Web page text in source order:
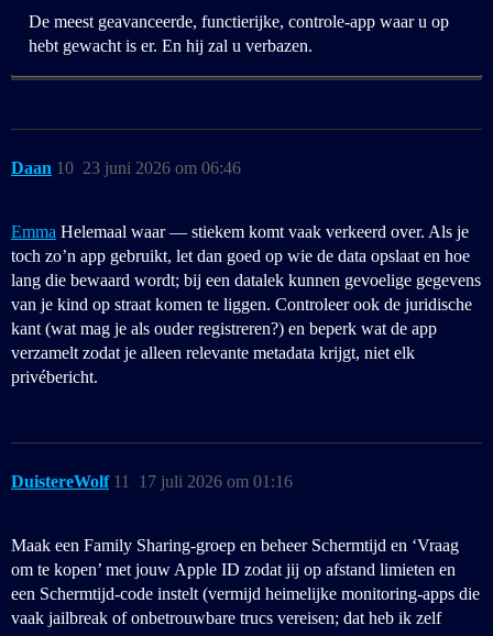
De meest geavanceerde, functierijke, controle-app waar u op
hebt gewacht is er. En hij zal u verbazen.
Daan 23 juni 2026 om 06:46
10
Emma Helemaal waar — stiekem komt vaak verkeerd over. Als je
toch zo’n app gebruikt, let dan goed op wie de data opslaat en hoe
lang die bewaard wordt; bij een datalek kunnen gevoelige gegevens
van je kind op straat komen te liggen. Controleer ook de juridische
kant (wat mag je als ouder registreren?) en beperk wat de app
verzamelt zodat je alleen relevante metadata krijgt, niet elk
privébericht.
DuistereWolf 17 juli 2026 om 01:16
11
Maak een Family Sharing‑groep en beheer Schermtijd en ‘Vraag
om te kopen’ met jouw Apple ID zodat jij op afstand limieten en
een Schermtijd‑code instelt (vermijd heimelijke monitoring‑apps die
vaak jailbreak of onbetrouwbare trucs vereisen; dat heb ik zelf